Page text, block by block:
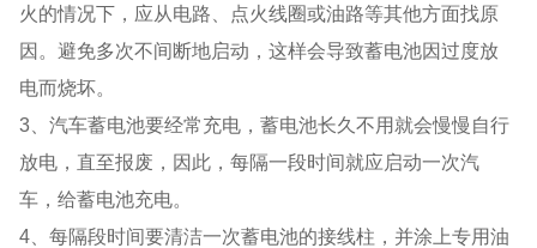
火的情况下，应从电路、点火线圈或油路等其他方面找原
因。避免多次不间断地启动，这样会导致蓄电池因过度放
电而烧坏。
3、汽车蓄电池要经常充电，蓄电池长久不用就会慢慢自行
放电，直至报废，因此，每隔一段时间就应启动一次汽
车，给蓄电池充电。
4、每隔段时间要清洁一次蓄电池的接线柱，并涂上专用油